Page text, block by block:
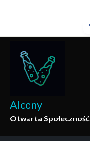
Alcony
Otwarta Społeczność